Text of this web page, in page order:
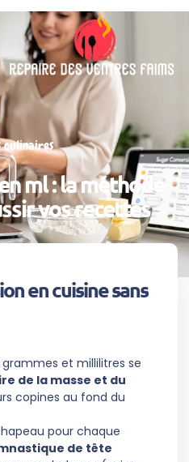
culinaires
ml : la méthode
vos recettes
en cuisine sans
et millilitres se
de la masse et du
copines au fond du
pour chaque
de tête